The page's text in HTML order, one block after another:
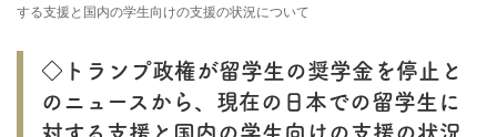
する支援と国内の学生向けの支援の状況について
◇トランプ政権が留学生の奨学金を停止と
のニュースから、現在の日本での留学生に